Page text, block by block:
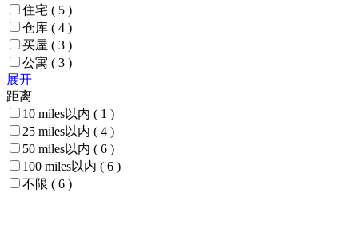
住宅 ( 5 )
仓库 ( 4 )
买屋 ( 3 )
公寓 ( 3 )
展开
距离
10 miles以内 ( 1 )
25 miles以内 ( 4 )
50 miles以内 ( 6 )
100 miles以内 ( 6 )
不限 ( 6 )